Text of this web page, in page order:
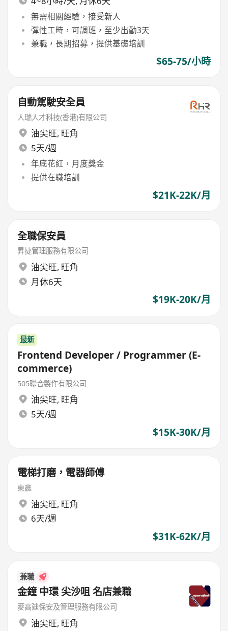
無需相關經驗，接受新人
彈性工時，可調班，至少出勤3天
兼職，長期招募，提供基礎培訓
$65-75/小時
自動駕駛安全員
人瑞人才科技(香港)有限公司
油尖旺, 旺角
5天/週
年底花紅，月度獎金
提供在職培訓
$21K-22K/月
全職保安員
昇捷管理服務有限公司
油尖旺, 旺角
月休6天
$19K-20K/月
最新
Frontend Developer / Programmer (E-
commerce)
505聯合製作有限公司
油尖旺, 旺角
5天/週
$15K-30K/月
電梯打磨，電器師傅
東震
油尖旺, 旺角
6天/週
$31K-62K/月
兼職
金鐘 中環 尖沙咀 名店兼職
麥高廸保安及管理服務有限公司
油尖旺, 旺角